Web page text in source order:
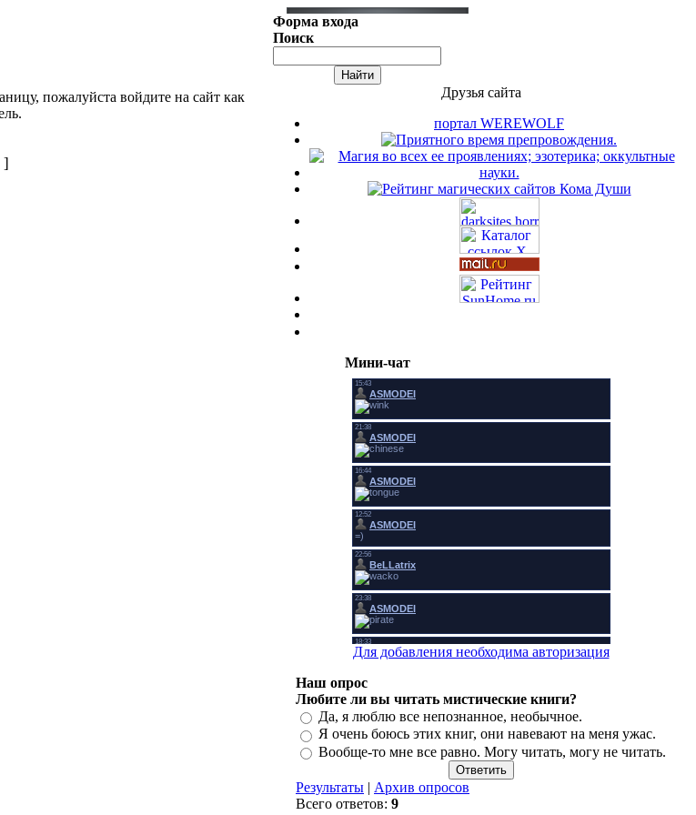
пожалуйста войдите на сайт как
]
Форма входа
Поиск
Друзья сайта
портал WEREWOLF
Мини-чат
Для добавления необходима авторизация
Наш опрос
Любите ли вы читать мистические книги?
Да, я люблю все непознанное, необычное.
Я очень боюсь этих книг, они навевают на меня ужас.
Вообще-то мне все равно. Могу читать, могу не читать.
Результаты | Архив опросов
Всего ответов: 9